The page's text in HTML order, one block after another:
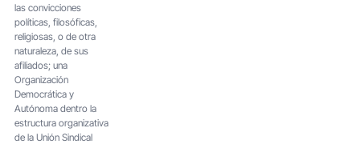
las convicciones
políticas, filosóficas,
religiosas, o de otra
naturaleza, de sus
afiliados; una
Organización
Democrática y
Autónoma dentro la
estructura organizativa
de la Unión Sindical